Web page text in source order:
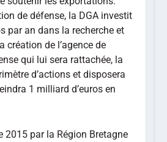
de défense, la DGA investit
par an dans la recherche et
création de l’agence de
qui lui sera rattachée, la
d’actions et disposera
1 milliard d’euros en
2015 par la Région Bretagne